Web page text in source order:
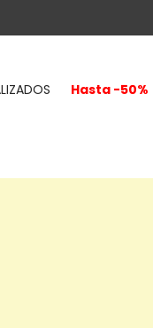
Hasta -50%